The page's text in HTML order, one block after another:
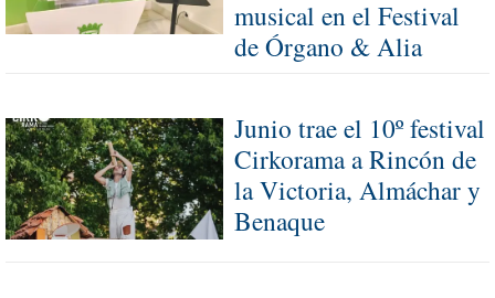
musical en el Festival
de Órgano & Alia
Junio trae el 10º festival
Cirkorama a Rincón de
la Victoria, Almáchar y
Benaque